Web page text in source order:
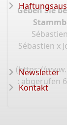
Geben Sie
Sébastien x
(https://
: abgerufen
Newsletter
Kontakt